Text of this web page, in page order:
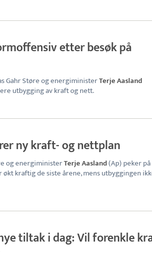
etter besøk på
Gahr Støre og energiministerTerje Aasland
utbygging av kraft og nett.
ny kraft- og nettplan
og energiministerTerje Aasland(Ap) peker
kraftig de siste årene, mens utbyggingen
tiltak i dag: Vil forenkle